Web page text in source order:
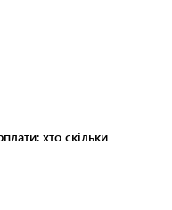
хто скільки